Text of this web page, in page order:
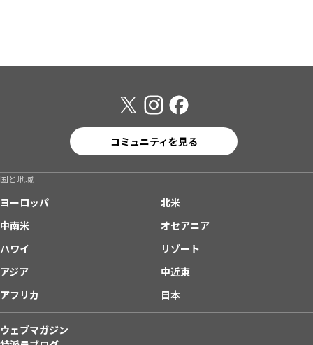
コミュニティを見る
国と地域
ヨーロッパ
北米
中南米
オセアニア
ハワイ
リゾート
アジア
中近東
アフリカ
日本
ウェブマガジン